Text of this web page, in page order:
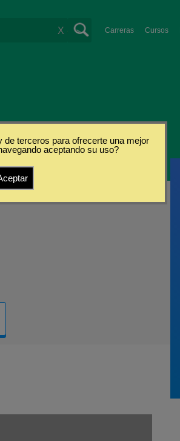
Carreras Cursos
X
terceros para ofrecerte una mejor
aceptando su uso?